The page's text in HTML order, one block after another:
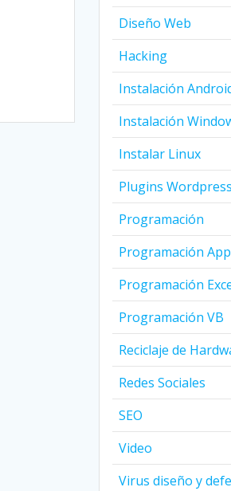
Diseño Web
Hacking
Instalación
Instalación
Instalar Linux
Plugins Wordpress
Programación
Programación App
Programación
Programación VB
Reciclaje de
Redes Sociales
SEO
Video
Virus diseño y